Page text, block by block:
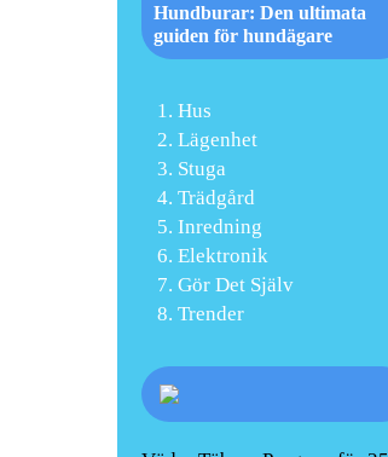
Hundburar: Den ultimata
guiden för hundägare
Hus
Lägenhet
Stuga
Trädgård
Inredning
Elektronik
Gör Det Själv
Trender